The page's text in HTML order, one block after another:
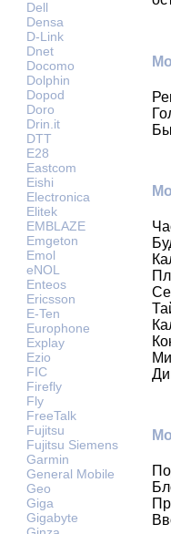
Dell
Densa
D-Link
Dnet
Docomo
Dolphin
Dopod
Doro
Drin.it
DTT
E28
Eastcom
Eishi
Electronica
Elitek
EMBLAZE
Emgeton
Emol
eNOL
Enteos
Ericsson
E-Ten
Europhone
Explay
Ezio
FIC
Firefly
Fly
FreeTalk
Fujitsu
Fujitsu Siemens
Garmin
General Mobile
Geo
Giga
Gigabyte